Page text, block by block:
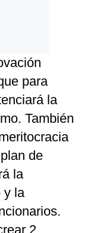
para
la
También
de
la
y la
2